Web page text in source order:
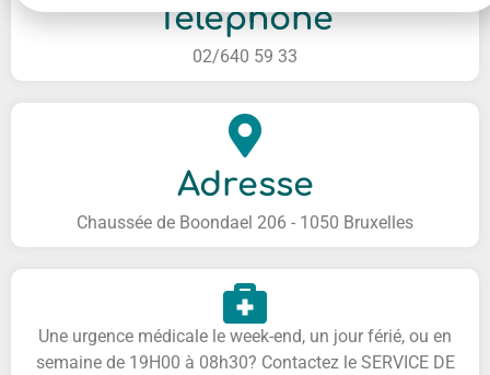
Téléphone
02/640 59 33
Adresse
Chaussée de Boondael 206 - 1050 Bruxelles
Une urgence médicale le week-end, un jour férié, ou en
semaine de 19H00 à 08h30? Contactez le SERVICE DE